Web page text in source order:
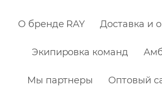
О бренде RAY Доставка и
Экипировка команд
Мы партнеры Оптовый